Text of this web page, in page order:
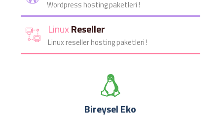
Wordpress hosting paketleri !
LinuxReseller
Linux reseller hosting paketleri !
Bireysel Eko